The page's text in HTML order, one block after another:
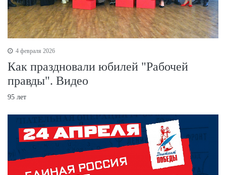
4 февраля 2026
Как праздновали юбилей "Рабочей
правды". Видео
95 лет